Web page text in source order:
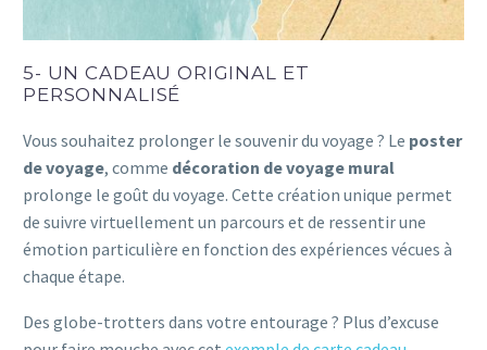
5- UN CADEAU ORIGINAL ET
PERSONNALISÉ
Vous souhaitez prolonger le souvenir du voyage ? Le poster
de voyage, comme décoration de voyage mural
prolonge le goût du voyage. Cette création unique permet
de suivre virtuellement un parcours et de ressentir une
émotion particulière en fonction des expériences vécues à
chaque étape.
Des globe-trotters dans votre entourage ? Plus d’excuse